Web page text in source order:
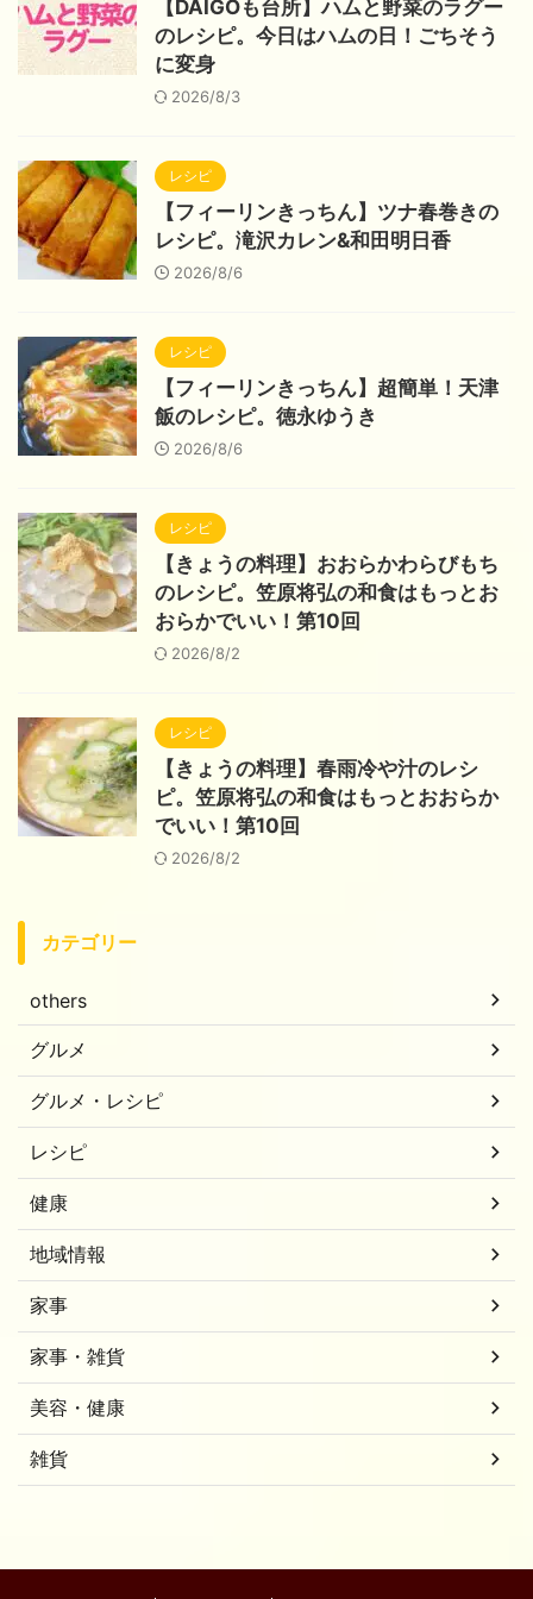
【DAIGOも台所】ハムと野菜のラグー
のレシピ。今日はハムの日！ごちそう
に変身
2026/8/3
レシピ
【フィーリンきっちん】ツナ春巻きの
レシピ。滝沢カレン&和田明日香
2026/8/6
レシピ
【フィーリンきっちん】超簡単！天津
飯のレシピ。徳永ゆうき
2026/8/6
レシピ
【きょうの料理】おおらかわらびもち
のレシピ。笠原将弘の和食はもっとお
おらかでいい！第10回
2026/8/2
レシピ
【きょうの料理】春雨冷や汁のレシ
ピ。笠原将弘の和食はもっとおおらか
でいい！第10回
2026/8/2
カテゴリー
others
グルメ
グルメ・レシピ
レシピ
健康
地域情報
家事
家事・雑貨
美容・健康
雑貨